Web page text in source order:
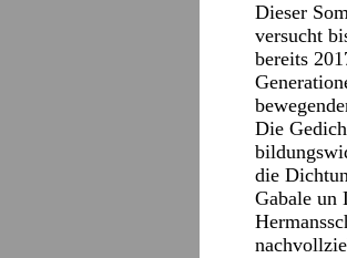
Dieser
versucht
bereits
Die
die
Gabale un